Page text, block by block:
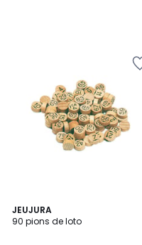
JEUJURA
90 pions de loto